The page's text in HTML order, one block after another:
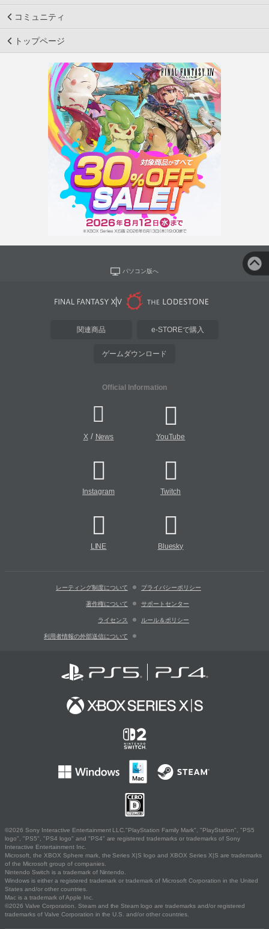
コミュニティ
トップページ
パソコン版へ
関連商品 e-STOREで購入
ゲームダウンロード
Official Information
X/ News YouTube
Instagram Twitch
LINE Bluesky
レーティング制度について プライバシーポリシー
著作権について サポートセンター
ライセンス ルール＆ポリシー
利用者情報の外部送信について
©2026 Sony Interactive Entertainment LLC."PlayStation Family Mark", "PlayStation", "PS5
logo", "PS5", "PS4 logo" and "PS4" are registered trademarks or trademarks of Sony
Interactive Entertainment Inc.
Microsoft, the XBOX Sphere mark, the Series X|S logo and XBOX Series X|S are trademarks
of the Microsoft group of companies.
Nintendo Switch is a trademark of Nintendo.
Windows is either a registered trademark or trademark of Microsoft Corporation in the United
States and/or other countries.
Mac is a trademark of Apple Inc.
©2026 Valve Corporation. Steam and the Steam logo are trademarks and/or registered
trademarks of Valve Corporation in the U.S. and/or other countries.